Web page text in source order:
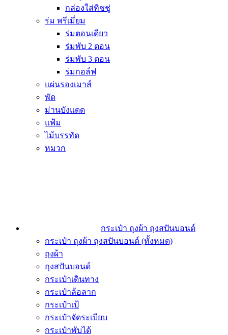
กล่องใส่ทิชชู่
ร่ม พรีเมี่ยม
ร่มตอนเดียว
ร่มพับ 2 ตอน
ร่มพับ 3 ตอน
ร่มกอล์ฟ
แผ่นรองเมาส์
พัด
ม่านบังแดด
แฟ้ม
ไม้บรรทัด
หมวก
กระเป๋า ถุงผ้า ถุงสปันบอนด์
กระเป๋า ถุงผ้า ถุงสปันบอนด์ (ทั้งหมด)
ถุงผ้า
ถุงสปันบอนด์
กระเป๋าเดินทาง
กระเป๋าล้อลาก
กระเป๋าเป้
กระเป๋าจัดระเบียบ
กระเป๋าพับได้